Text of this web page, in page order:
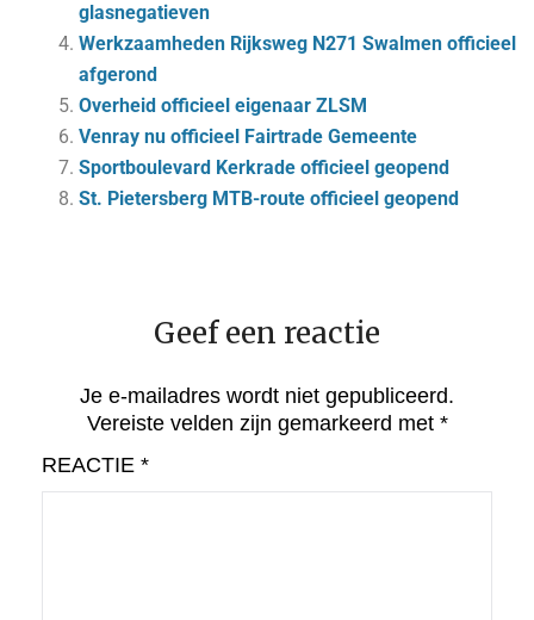
glasnegatieven
Werkzaamheden Rijksweg N271 Swalmen officieel
afgerond
Overheid officieel eigenaar ZLSM
Venray nu officieel Fairtrade Gemeente
Sportboulevard Kerkrade officieel geopend
St. Pietersberg MTB-route officieel geopend
Geef een reactie
Je e-mailadres wordt niet gepubliceerd.
Vereiste velden zijn gemarkeerd met *
REACTIE *